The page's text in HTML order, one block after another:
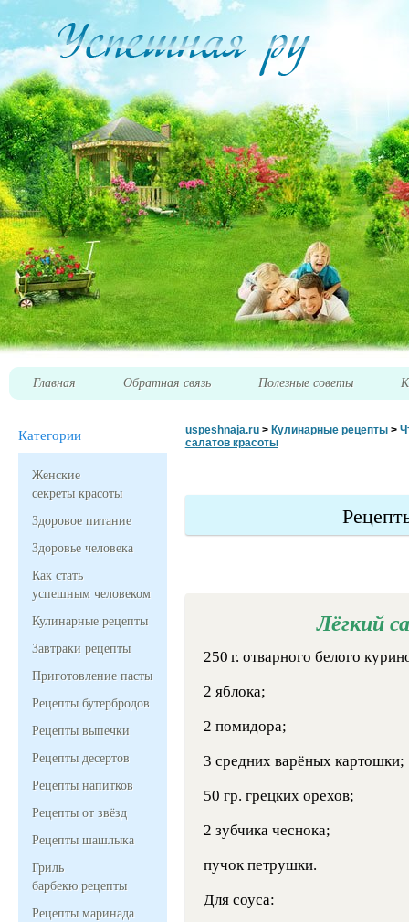
Главная Обратная связь Полезные советы
Категории
Женские
секреты красоты
Здоровое питание
Здоровье человека
Как стать
успешным человеком
Кулинарные рецепты
Завтраки рецепты
Приготовление пасты
Рецепты бутербродов
Рецепты выпечки
Рецепты десертов
Рецепты напитков
Рецепты от звёзд
Рецепты шашлыка
Гриль
барбекю рецепты
Рецепты маринада
uspeshnaja.ru> Кулинарные рецепты>
салатов красоты
Лёгкий
250 г. отварного белого
2 яблока;
2 помидора;
3 средних варёных картошки;
50 гр. грецких орехов;
2 зубчика чеснока;
пучок петрушки.
Для соуса: